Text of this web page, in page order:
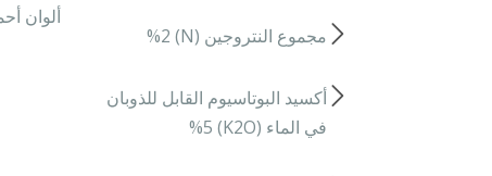
مجموع النتروجين (N) %2
أكسيد البوتاسيوم القابل للذوبان
في الماء (K2O) %5
ألوان